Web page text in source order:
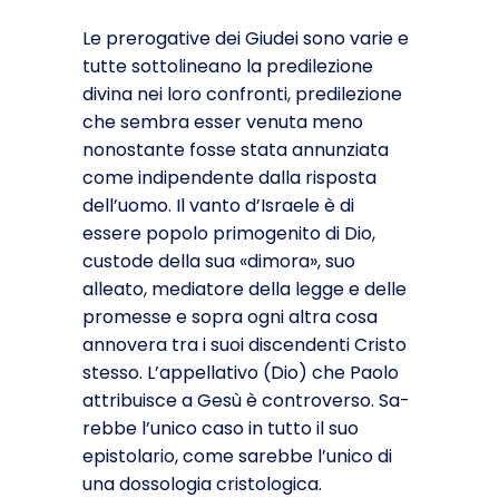
Le prerogative dei Giudei sono varie e
tutte sottolineano la predilezione
divina nei loro confronti, predilezione
che sembra es­ser venuta meno
nonostante fosse stata annunziata
come indipendente dalla risposta
dell’uomo. Il vanto d’Israele è di
essere popolo primogenito di Dio,
custode della sua «dimora», suo
alleato, mediatore della legge e delle
promesse e sopra ogni al­tra cosa
annovera tra i suoi discendenti Cristo
stesso. L’appellativo (Dio) che Paolo
attribuisce a Gesù è controverso. Sa­
rebbe l’unico caso in tutto il suo
epistolario, come sarebbe l’unico di
una dossologia cristologica.